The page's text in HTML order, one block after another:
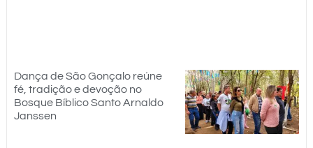
Dança de São Gonçalo reúne
fé, tradição e devoção no
Bosque Bíblico Santo Arnaldo
Janssen